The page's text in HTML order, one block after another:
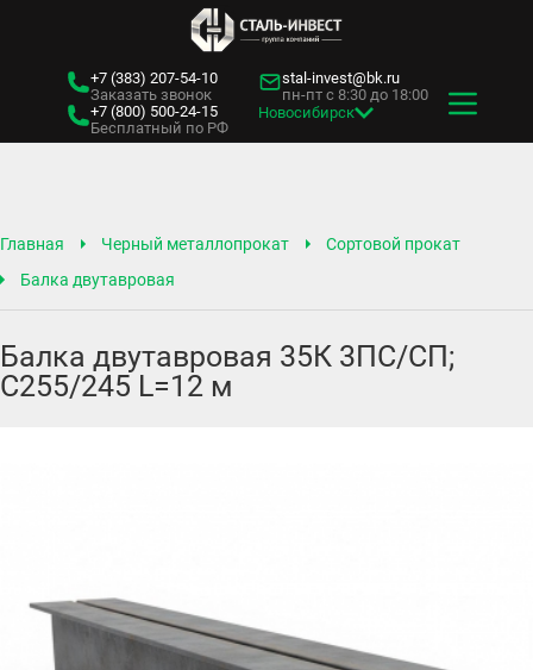
+7 (383) 207-54-10
Заказать звонок
+7 (800) 500-24-15
Бесплатный по РФ
stal-invest@bk.ru
пн-пт с 8:30 до 18:00
Новосибирск
Главная Черный металлопрокат
Сортовой прокат
Балка двутавровая
Балка двутавровая 35К 3ПС/СП;
С255/245 L=12 м